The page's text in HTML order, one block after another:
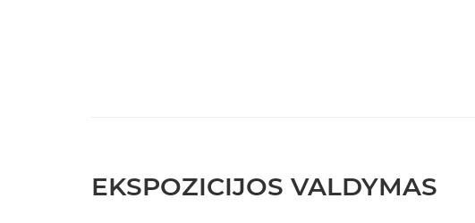
EKSPOZICIJOS VALDYMAS